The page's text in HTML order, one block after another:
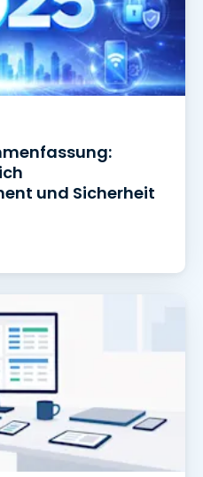
und Sicherheit